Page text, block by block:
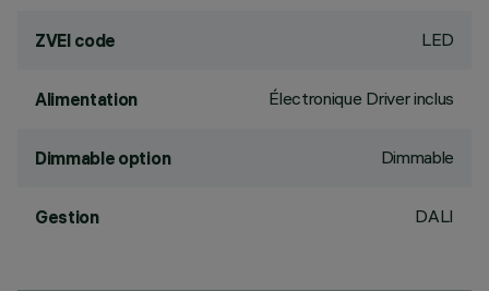
ZVEI code LED
Alimentation Électronique Driver inclus
Dimmable option Dimmable
Gestion DALI